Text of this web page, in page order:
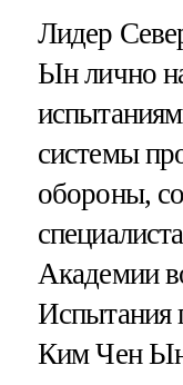
Лидер
Ын лично
системы
обороны,
Академии
Испытания
Ким Чен Ын